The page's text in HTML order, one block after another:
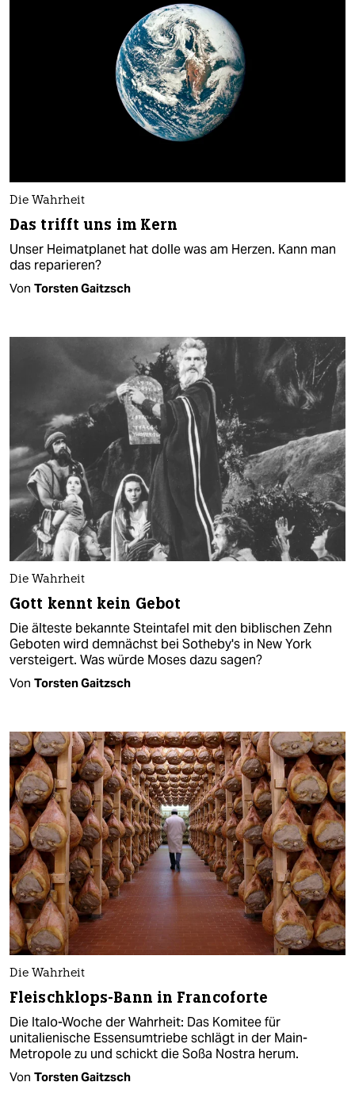
Die Wahrheit
Das trifft uns im Kern
Unser Heimatplanet hat dolle was am Herzen. Kann man
das reparieren?
Von Torsten Gaitzsch
Die Wahrheit
Gott kennt kein Gebot
Die älteste bekannte Steintafel mit den biblischen Zehn
Geboten wird demnächst bei Sotheby's in New York
versteigert. Was würde Moses dazu sagen?
Von Torsten Gaitzsch
Die Wahrheit
Fleischklops-Bann in Francoforte
Die Italo-Woche der Wahrheit: Das Komitee für
unitalienische Essensumtriebe schlägt in der Main-
Metropole zu und schickt die Soßa Nostra herum.
Von Torsten Gaitzsch